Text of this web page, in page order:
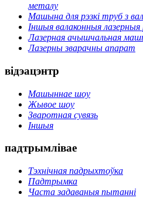
металу
Машына для рэзкі труб з
Іншыя валаконныя лазерныя
Лазерная ачышчальная
Лазерны зварачны апарат
відэацэнтр
Машыннае шоу
Жывое шоу
Зваротная сувязь
Іншыя
падтрымлівае
Тэхнічная падрыхтоўка
Падтрымка
Часта задаваныя пытанні